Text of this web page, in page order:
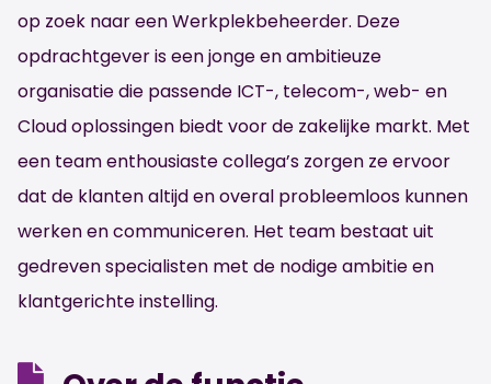
op zoek naar een Werkplekbeheerder. Deze
opdrachtgever is een jonge en ambitieuze
organisatie die passende ICT-, telecom-, web- en
Cloud oplossingen biedt voor de zakelijke markt. Met
een team enthousiaste collega’s zorgen ze ervoor
dat de klanten altijd en overal probleemloos kunnen
werken en communiceren. Het team bestaat uit
gedreven specialisten met de nodige ambitie en
klantgerichte instelling.